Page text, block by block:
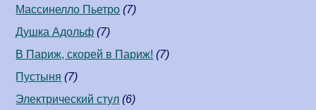
Массинелло Пьетро (7)
Душка Адольф (7)
В Париж, скорей в Париж! (7)
Пустыня (7)
Электрический стул (6)